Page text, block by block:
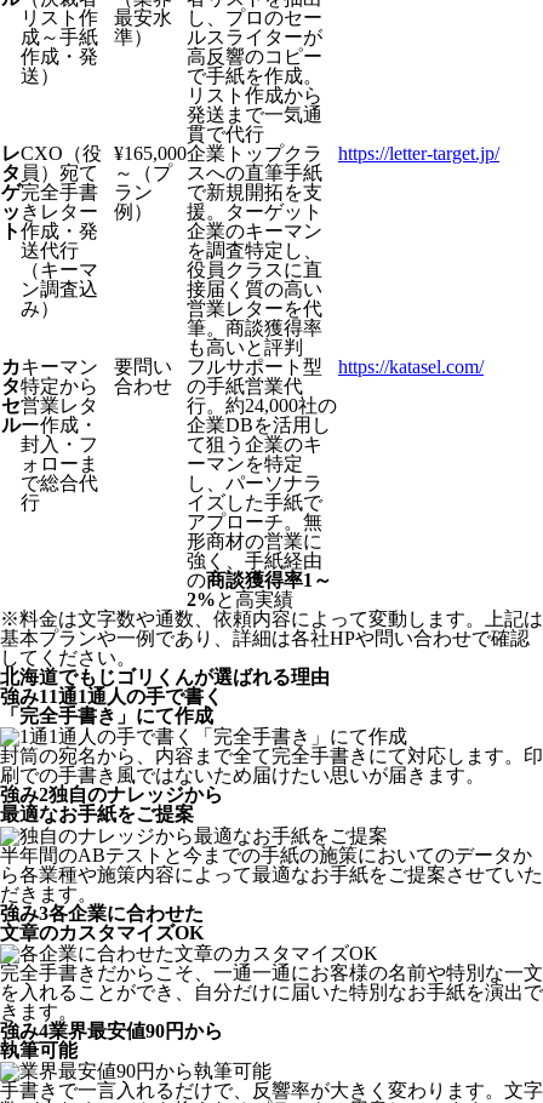
リスト作
成～手紙
作成・発
送）
最安水
準）
し、プロのセー
ルスライターが
高反響のコピー
で手紙を作成。
リスト作成から
発送まで一気通
貫で代行
レ
タ
ゲ
ッ
ト
CXO（役
員）宛て
完全手書
きレター
作成・発
送代行
（キーマ
ン調査込
み）
¥165,000
～（プ
ラン
例）
企業トップクラ
スへの直筆手紙
で新規開拓を支
援。ターゲット
企業のキーマン
を調査特定し、
役員クラスに直
接届く質の高い
営業レターを代
筆。商談獲得率
も高いと評判
https://letter-target.jp/
カ
タ
セ
ル
キーマン
特定から
営業レタ
ー作成・
封入・フ
ォローま
で総合代
行
要問い
合わせ
フルサポート型
の手紙営業代
行。約24,000社の
企業DBを活用し
て狙う企業のキ
ーマンを特定
し、パーソナラ
イズした手紙で
アプローチ。無
形商材の営業に
強く、手紙経由
の商談獲得率1～
2%と高実績
https://katasel.com/
※料金は文字数や通数、依頼内容によって変動します。上記は
基本プランや一例であり、詳細は各社HPや問い合わせで確認
してください。​
北海道でもじゴリくんが選ばれる理由
強み11通1通人の手で書く
「完全手書き」にて作成
封筒の宛名から、内容まで全て完全手書きにて対応します。印
刷での手書き風ではないため届けたい思いが届きます。
強み2独自のナレッジから
最適なお手紙をご提案
半年間のABテストと今までの手紙の施策においてのデータか
ら各業種や施策内容によって最適なお手紙をご提案させていた
だきます。
強み3各企業に合わせた
文章のカスタマイズOK
完全手書きだからこそ、一通一通にお客様の名前や特別な一文
を入れることができ、自分だけに届いた特別なお手紙を演出で
きます。
強み4業界最安値90円から
執筆可能
手書きで一言入れるだけで、反響率が大きく変わります。文字